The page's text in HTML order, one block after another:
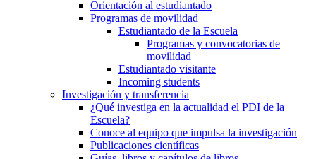
Orientación al estudiantado
Programas de movilidad
Estudiantado de la Escuela
Programas y convocatorias de
movilidad
Estudiantado visitante
Incoming students
Investigación y transferencia
¿Qué investiga en la actualidad el PDI de la
Escuela?
Conoce al equipo que impulsa la investigación
Publicaciones científicas